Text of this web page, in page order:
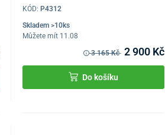
KÓD: P4312
Skladem >10ks
Můžete mít 11.08
3 165 Kč 2 900 Kč
Do košíku